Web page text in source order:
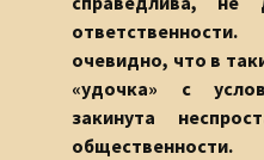
очевидно, что в
«удочка» с
закинута